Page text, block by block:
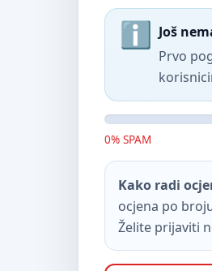
Još
Prvo
0% SPAM
Kako radi
ocjena po
Želite prijaviti